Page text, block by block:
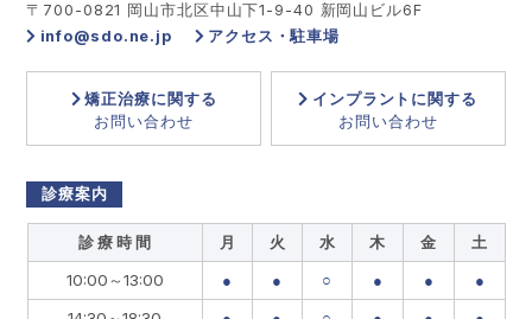
〒700-0821 岡山市北区中山下1-9-40 新岡山ビル6F
info@sdo.ne.jp
アクセス・駐車場
矯正治療に関する
お問い合わせ
インプラントに関する
お問い合わせ
診療案内
診 療 時 間 月 火 水 木 金
土
10:00～13:00
● ● ○ ● ●
●